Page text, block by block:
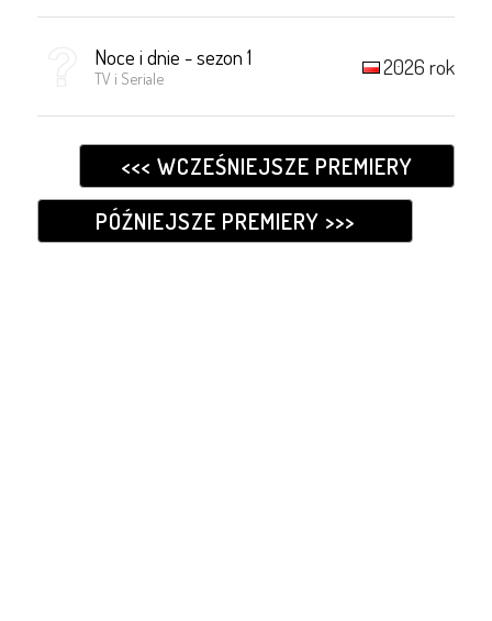
Noce i dnie - sezon 1
TV i Seriale 2026 rok
<<< WCZEŚNIEJSZE PREMIERY
PÓŹNIEJSZE PREMIERY >>>